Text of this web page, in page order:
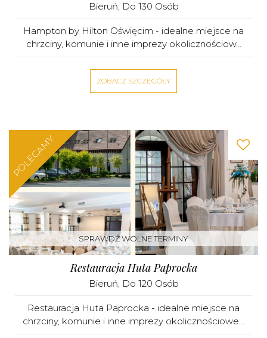
Bieruń, Do 130 Osób
Hampton by Hilton Oświęcim - idealne miejsce na
chrzciny, komunie i inne imprezy okolicznościow...
ZOBACZ SZCZEGÓŁY
POLECAMY
SPRAWDŹ WOLNE TERMINY
Restauracja Huta Paprocka
Bieruń, Do 120 Osób
Restauracja Huta Paprocka - idealne miejsce na
chrzciny, komunie i inne imprezy okolicznościowe...